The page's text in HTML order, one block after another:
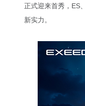
正式迎来首秀，ES
新实力。